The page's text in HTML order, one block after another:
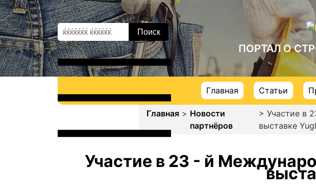
ПОРТАЛ О
Главная Статьи
Главная > Новости
партнёров
> Участие в
выставке
Участие в 23 - й